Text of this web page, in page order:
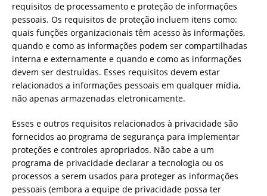
requisitos de processamento e proteção de informações
pessoais. Os requisitos de proteção incluem itens como:
quais funções organizacionais têm acesso às informações,
quando e como as informações podem ser compartilhadas
interna e externamente e quando e como as informações
devem ser destruídas. Esses requisitos devem estar
relacionados a informações pessoais em qualquer mídia,
não apenas armazenadas eletronicamente.
Esses e outros requisitos relacionados à privacidade são
fornecidos ao programa de segurança para implementar
proteções e controles apropriados. Não cabe a um
programa de privacidade declarar a tecnologia ou os
processos a serem usados ​​para proteger as informações
pessoais (embora a equipe de privacidade possa ter